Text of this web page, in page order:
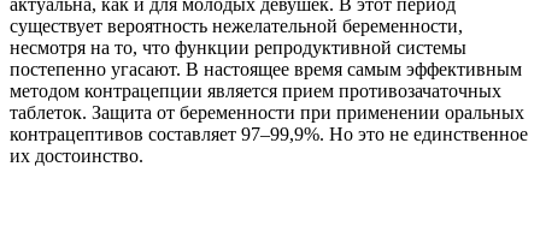
актуальна, как и для молодых девушек. В этот период
существует вероятность нежелательной беременности,
несмотря на то, что функции репродуктивной системы
постепенно угасают. В настоящее время самым эффективным
методом контрацепции является прием противозачаточных
таблеток. Защита от беременности при применении оральных
контрацептивов составляет 97–99,9%. Но это не единственное
их достоинство.